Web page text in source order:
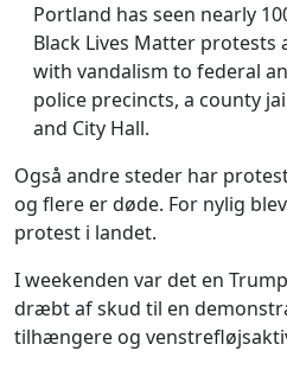
Portland has seen nearly
Black Lives Matter protests
with vandalism to federal
police precincts, a county
and City Hall.
Også andre steder har
og flere er døde. For nylig
protest i landet.
I weekenden var det en
dræbt af skud til en
tilhængere og